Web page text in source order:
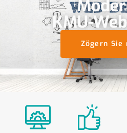
KMU-
Zögern Sie